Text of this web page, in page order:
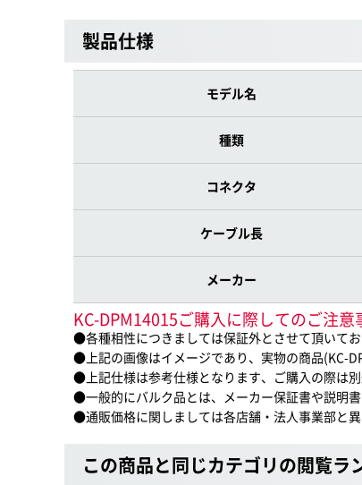
製品仕様
モデル名
種類
コネクタ
ケーブル長
メーカー
KC-DPM14015ご購入に際してのご注意
●各種相性につきましては保証外とさせて頂いてお
●上記の画像はイメージであり、実物の商品(KC-
●上記仕様は参考仕様となります、ご購入の際は
●一般的にバルク品とは、メーカー保証書や説明
●通販価格に関しましては各店舗・法人事業部と異
この商品と同じカテゴリの閲覧ラ